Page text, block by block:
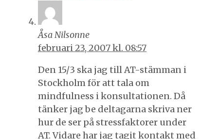
Åsa Nilsonne
februari 23, 2007 kl. 08:57
Den 15/3 ska jag till AT-stämman i
Stockholm för att tala om
mindfulness i konsultationen. Då
tänker jag be deltagarna skriva ner
hur de ser på stressfaktorer under
AT. Vidare har jag tagit kontakt med